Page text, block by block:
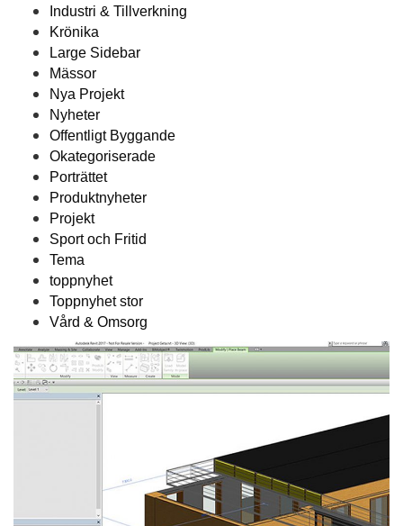
Industri & Tillverkning
Krönika
Large Sidebar
Mässor
Nya Projekt
Nyheter
Offentligt Byggande
Okategoriserade
Porträttet
Produktnyheter
Projekt
Sport och Fritid
Tema
toppnyhet
Toppnyhet stor
Vård & Omsorg